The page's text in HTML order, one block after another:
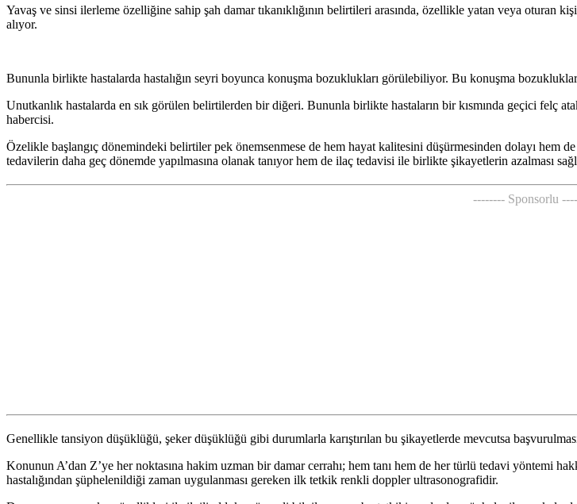
Yavaş ve sinsi ilerleme özelliğine sahip şah damar tıkanıklığının belirtileri arasında, özellikle yatan veya oturan
alıyor.
Bununla birlikte hastalarda hastalığın seyri boyunca konuşma bozuklukları görülebiliyor. Bu konuşma
Unutkanlık hastalarda en sık görülen belirtilerden bir diğeri. Bununla birlikte hastaların bir kısmında geçici felç
habercisi.
Özelikle başlangıç dönemindeki belirtiler pek önemsenmese de hem hayat kalitesini düşürmesinden dolayı hem
tedavilerin daha geç dönemde yapılmasına olanak tanıyor hem de ilaç tedavisi ile birlikte şikayetlerin azalması
-------- Sponsorlu
Genellikle tansiyon düşüklüğü, şeker düşüklüğü gibi durumlarla karıştırılan bu şikayetlerde mevcutsa
Konunun A’dan Z’ye her noktasına hakim uzman bir damar cerrahı; hem tanı hem de her türlü tedavi yöntemi
hastalığından şüphelenildiği zaman uygulanması gereken ilk tetkik renkli doppler ultrasonografidir.